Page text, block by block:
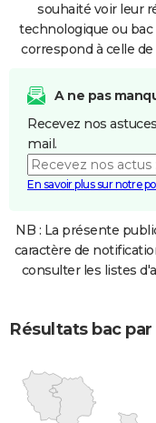
souhaité voir leur
technologique ou
correspond à celle
A ne pas
Recevez nos
mail.
En savoir plus sur notre
NB : La présente
caractère de
consulter les listes
Résultats bac